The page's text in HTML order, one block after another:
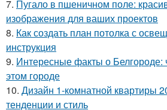
7. Пугало в пшеничном поле:
изображения для ваших проектов
8. Как создать план потолка с
инструкция
9. Интересные факты о Белгороде:
этом городе
10. Дизайн 1-комнатной квартиры
тенденции и стиль